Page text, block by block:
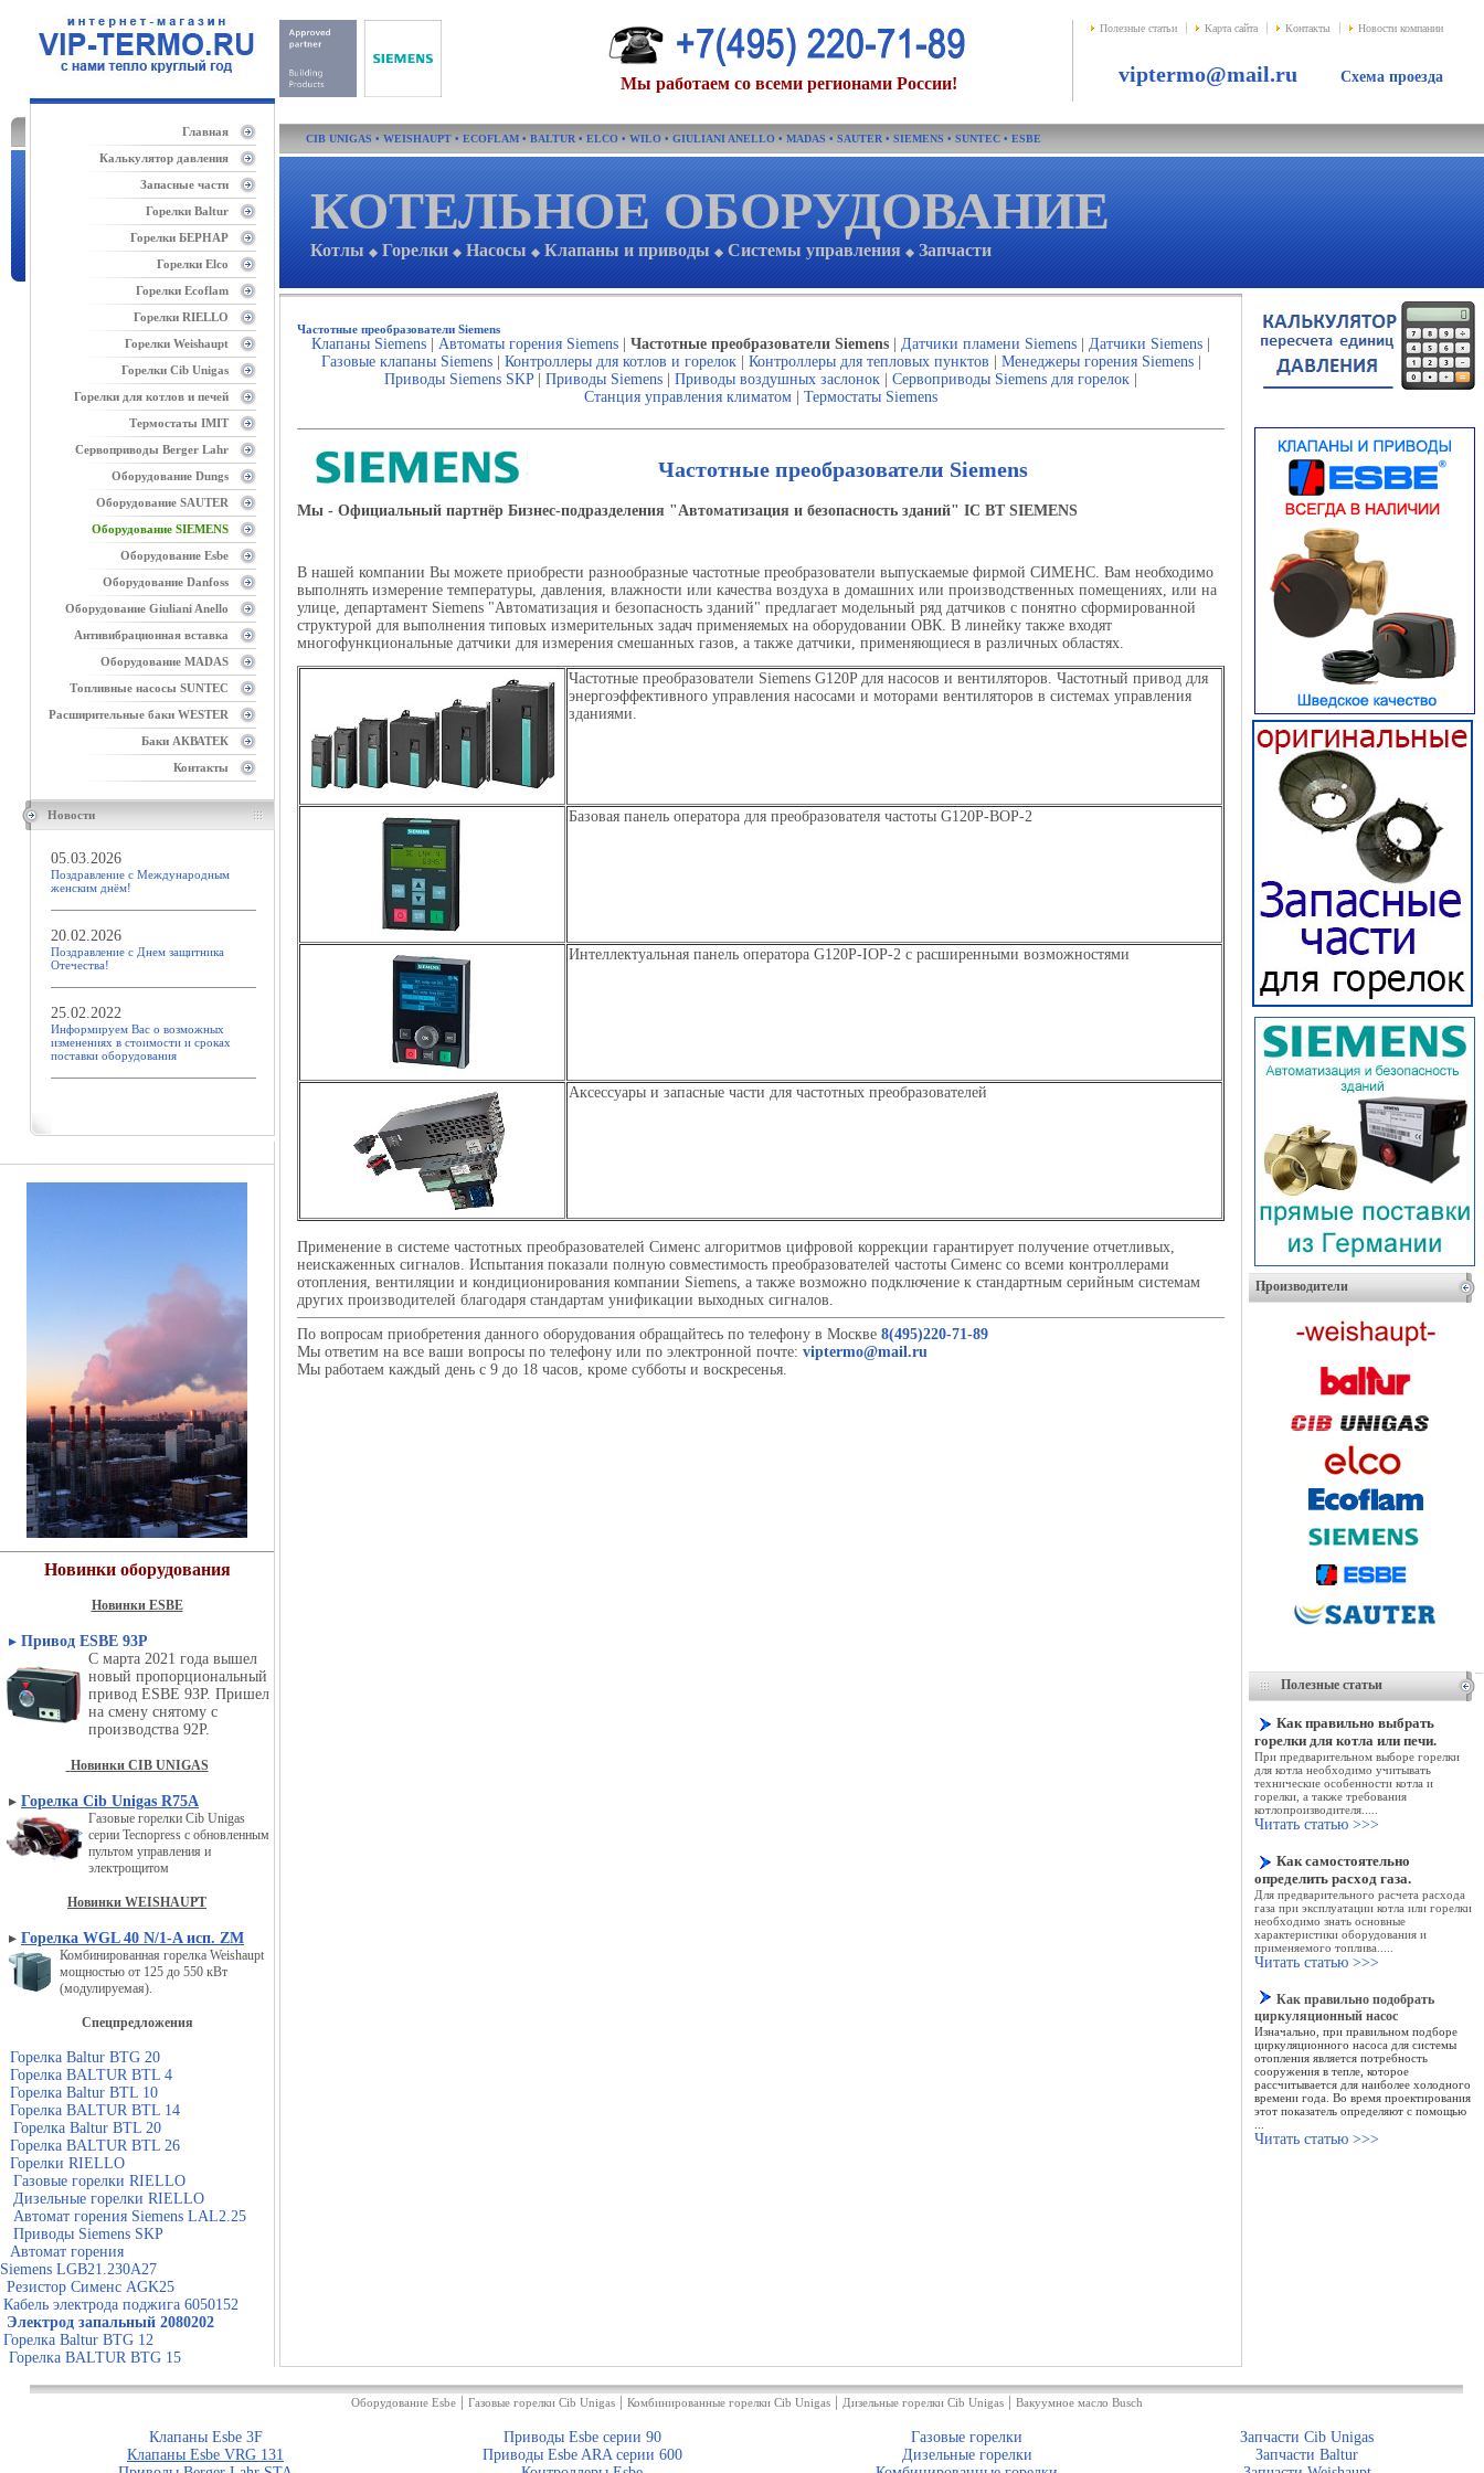
Главная
Калькулятор давления
Запасные части
Горелки Baltur
Горелки БЕРНАР
Горелки Elco
Горелки Ecoflam
Горелки RIELLO
Горелки Weishaupt
Горелки Cib Unigas
Горелки для котлов и печей
Термостаты IMIT
Сервоприводы Berger Lahr
Оборудование Dungs
Оборудование SAUTER
Оборудование SIEMENS
Оборудование Esbe
Оборудование Danfoss
Оборудование Giuliani Anello
Антивибрационная вставка
Оборудование MADAS
Топливные насосы SUNTEC
Расширительные баки WESTER
Баки АКВАТЕК
Контакты
Новости
05.03.2026
Поздравление с Международным
женским днём!
20.02.2026
Поздравление с Днем защитника
Отечества!
25.02.2022
Информируем Вас о возможных
изменениях в стоимости и сроках
поставки оборудования
Новинки оборудования
Новинки ESBE
▸ Привод ESBE 93P
С марта 2021 года вышел
новый пропорциональный
привод ESBE 93P. Пришел
на смену снятому с
производства 92P.
Новинки CIB UNIGAS
▸ Горелка Cib Unigas R75A
Газовые горелки Cib Unigas
серии Tecnopress с обновленным
пультом управления и
электрощитом
Новинки WEISHAUPT
▸ Горелка WGL 40 N/1-A исп. ZM
Комбинированная горелка Weishaupt
мощностью от 125 до 550 кВт
(модулируемая).
Спецпредложения
Горелка Baltur BTG 20
Горелка BALTUR BTL 4
Горелка Baltur BTL 10
Горелка BALTUR BTL 14
Горелка Baltur BTL 20
Горелка BALTUR BTL 26
Горелки RIELLO
Газовые горелки RIELLO
Дизельные горелки RIELLO
Автомат горения Siemens LAL2.25
Приводы Siemens SKP
Автомат горения
Siemens LGB21.230A27
Резистор Сименс AGK25
Кабель электрода поджига 6050152
Электрод запальный 2080202
Горелка Baltur BTG 12
Горелка BALTUR BTG 15
Мы работаем со всеми регионами России!
Полезные статьи Карта сайта Контакты Новости компании
viptermo@mail.ru Схема проезда
CIB UNIGAS • WEISHAUPT • ECOFLAM • BALTUR • ELCO • WILO • GIULIANI ANELLO • MADAS • SAUTER • SIEMENS • SUNTEC • ESBE
КОТЕЛЬНОЕ ОБОРУДОВАНИE
Котлы ◆ Горелки ◆ Насосы ◆ Клапаны и приводы ◆ Системы управления ◆ Запчасти
Частотные преобразователи Siemens
Клапаны Siemens Автоматы горения Siemens Частотные преобразователи Siemens Датчики пламени Siemens Датчики Siemens
Газовые клапаны Siemens| Контроллеры для котлов и горелок| Контроллеры для тепловых пунктов Менеджеры горения Siemens|
Приводы Siemens SKP| Приводы Siemens Приводы воздушных заслонок Сервоприводы Siemens для горелок
Станция управления климатом
Термостаты Siemens
Частотные преобразователи Siemens
Мы - Официальный партнёр Бизнес-подразделения "Автоматизация и безопасность зданий" IC BT SIEMENS
В нашей компании Вы можете приобрести разнообразные частотные преобразователи выпускаемые фирмой СИМЕНС. Вам необходимо
выполнять измерение температуры, давления, влажности или качества воздуха в домашних или производственных помещениях, или на
улице, департамент Siemens "Автоматизация и безопасность зданий" предлагает модельный ряд датчиков с понятно сформированной
структурой для выполнения типовых измерительных задач применяемых на оборудовании ОВК. В линейку также входят
многофункциональные датчики для измерения смешанных газов, а также датчики, применяющиеся в различных областях.
Частотные преобразователи Siemens G120P для насосов и вентиляторов. Частотный привод для
энергоэффективного управления насосами и моторами вентиляторов в системах управления
зданиями.
Базовая панель оператора для преобразователя частоты G120P-BOP-2
Интеллектуальная панель оператора G120P-IOP-2 с расширенными возможностями
Аксессуары и запасные части для частотных преобразователей
Применение в системе частотных преобразователей Сименс алгоритмов цифровой коррекции гарантирует получение отчетливых,
неискаженных сигналов. Испытания показали полную совместимость преобразователей частоты Сименс со всеми контроллерами
отопления, вентиляции и кондиционирования компании Siemens, а также возможно подключение к стандартным серийным системам
других производителей благодаря стандартам унификации выходных сигналов.
По вопросам приобретения данного оборудования обращайтесь по телефону в Москве 8(495)220-71-89
Мы ответим на все ваши вопросы по телефону или по электронной почте: viptermo@mail.ru
Мы работаем каждый день с 9 до 18 часов, кроме субботы и воскресенья.
Производители
Полезные статьи
Как правильно выбрать
горелки для котла или печи.
При предварительном выборе горелки
для котла необходимо учитывать
технические особенности котла и
горелки, а также требования
котлопроизводителя.....
Читать статью >>>
Как самостоятельно
определить расход газа.
Для предварительного расчета расхода
газа при эксплуатации котла или горелки
необходимо знать основные
характеристики оборудования и
применяемого топлива
Читать статью >>>
Как правильно подобрать
циркуляционный насос
Изначально, при правильном подборе
циркуляционного насоса для системы
отопления является потребность
сооружения в тепле, которое
рассчитывается для наиболее холодного
времени года. Во время проектирования
этот показатель определяют с помощью
Читать статью >>>
Оборудование Esbe Газовые горелки Cib Unigas Комбинированные горелки Cib Unigas Дизельные горелки Cib Unigas Вакуумное масло Busch
Клапаны Esbe 3F Приводы Esbe серии 90 Газовые горелки
Запчасти Cib Unigas
Клапаны Esbe VRG 131
Приводы Esbe ARA серии 600 Дизельные горелки
Запчасти Baltur